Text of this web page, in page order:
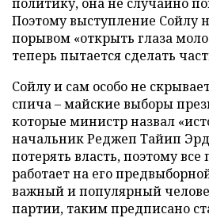
Поэтому выступление Сойлу
порывом «открыть глаза
теперь пытается сделать
Сойлу и сам особо не
спича – майские выборы
которые министр назвал
начальник Реджеп Тайип
потерять власть, поэтому все
работает на его
важный и популярный
партии, таким предписано